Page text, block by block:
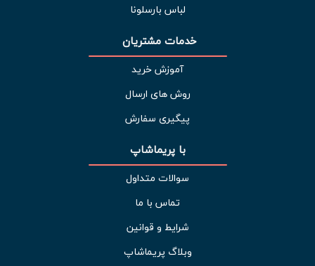
لباس بارسلونا
خدمات مشتریان
آموزش خرید
روش های ارسال
پیگیری سفارش
با پریماشاپ
سوالات متداول
تماس با ما
شرایط و قوانین
وبلاگ پریماشاپ